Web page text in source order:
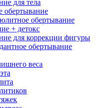
для тела
обертывание
обертывание
+ детокс
для коррекции фигуры
обертывание
веса